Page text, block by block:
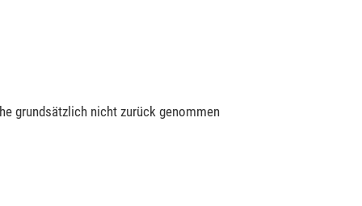
grundsätzlich nicht zurück genommen